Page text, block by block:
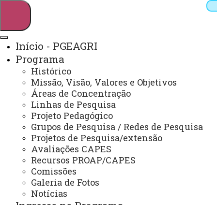
Webmail Sistemas
Arquivo Virtual
Campus
Início - PGEAGRI
Programa
Histórico
Missão, Visão, Valores e Objetivos
Áreas de Concentração
Linhas de Pesquisa
Projeto Pedagógico
Grupos de Pesquisa / Redes de Pesquisa
Projetos de Pesquisa/extensão
Avaliações CAPES
Recursos PROAP/CAPES
Comissões
Galeria de Fotos
Notícias
Mestrado e Doutorado em Engenharia Agrícola